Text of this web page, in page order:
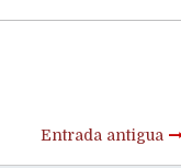
Entrada antigua